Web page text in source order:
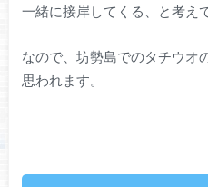
一緒に接岸してくる、と考え
なので、坊勢島でのタチウオ
思われます。